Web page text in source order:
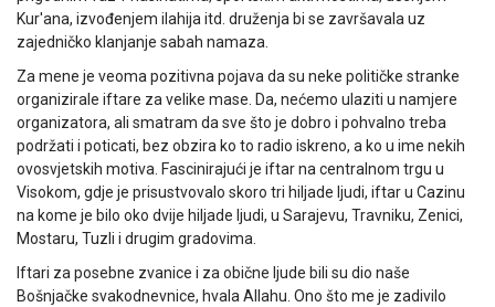
Kur'ana, izvođenjem ilahija itd. druženja bi se završavala uz
zajedničko klanjanje sabah namaza.
Za mene je veoma pozitivna pojava da su neke političke stranke
organizirale iftare za velike mase. Da, nećemo ulaziti u namjere
organizatora, ali smatram da sve što je dobro i pohvalno treba
podržati i poticati, bez obzira ko to radio iskreno, a ko u ime nekih
ovosvjetskih motiva. Fascinirajući je iftar na centralnom trgu u
Visokom, gdje je prisustvovalo skoro tri hiljade ljudi, iftar u Cazinu
na kome je bilo oko dvije hiljade ljudi, u Sarajevu, Travniku, Zenici,
Mostaru, Tuzli i drugim gradovima.
Iftari za posebne zvanice i za obične ljude bili su dio naše
Bošnjačke svakodnevnice, hvala Allahu. Ono što me je zadivilo